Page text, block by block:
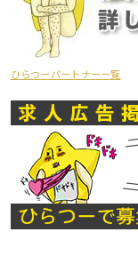
ひらつーパートナー一覧